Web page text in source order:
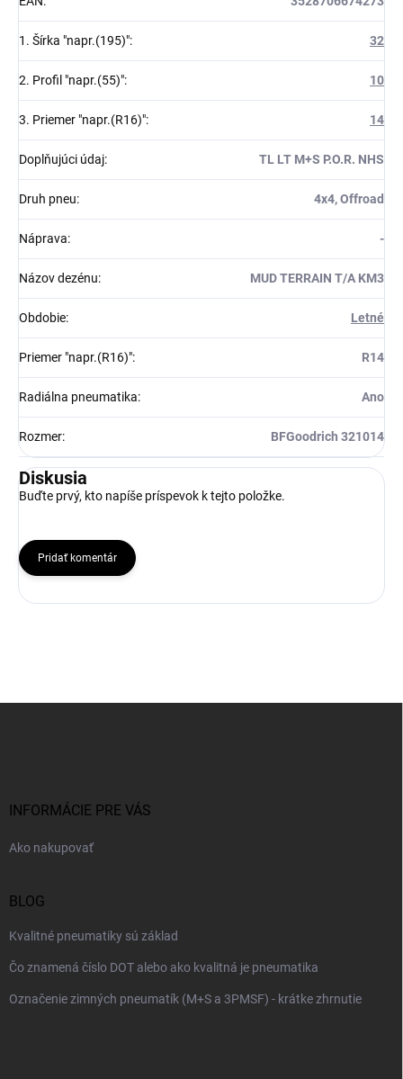
1. Šírka "napr.(195)": 32
2. Profil "napr.(55)": 10
3. Priemer "napr.(R16)": 14
Doplňujúci údaj: TL LT M+S P.O.R. NHS
Druh pneu: 4x4, Offroad
Náprava: -
Názov dezénu: MUD TERRAIN T/A KM3
Obdobie: Letné
Priemer "napr.(R16)": R14
Radiálna pneumatika: Ano
Rozmer: BFGoodrich 321014
Diskusia
Buďte prvý, kto napíše príspevok k tejto položke.
Pridať komentár
INFORMÁCIE PRE VÁS
Ako nakupovať
BLOG
Kvalitné pneumatiky sú základ
Čo znamená číslo DOT alebo ako kvalitná je pneumatika
Označenie zimných pneumatík (M+S a 3PMSF) - krátke zhrnutie